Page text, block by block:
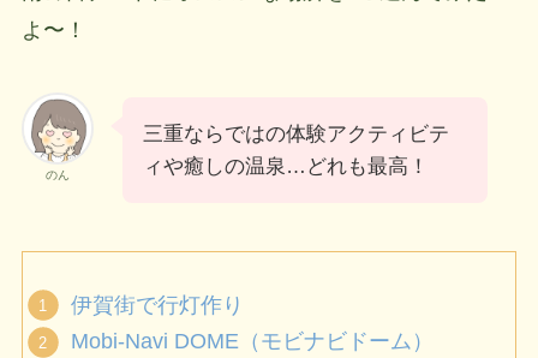
よ〜！
のん
三重ならではの体験アクティビテ
ィや癒しの温泉…どれも最高！
伊賀街で行灯作り
Mobi-Navi DOME（モビナビドーム）